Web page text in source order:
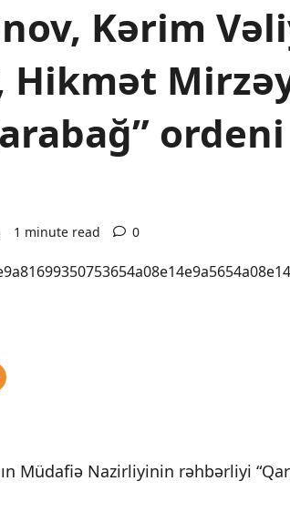
Kərim
1 minute read 0
Müdafiə Nazirliyinin rəhbərliyi